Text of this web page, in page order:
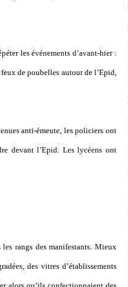
les événements d’avant-hier :
de poubelles autour de l’Epid,
anti-émeute, les policiers ont
devant l’Epid. Les lycéens ont
rangs des manifestants. Mieux
des vitres d’établissements